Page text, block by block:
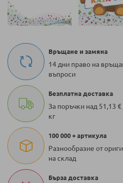
Връщане и замяна
14 дни право на
въпроси
Безплатна доставка
За поръчки над 51,13
кг
100 000 + артикула
Разнообразие от
на склад
Бърза доставка